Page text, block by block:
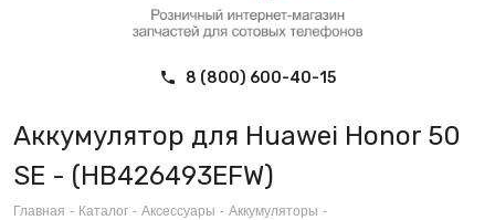
8 (800) 600-40-15
Аккумулятор для Huawei Honor 50
SE - (HB426493EFW)
Главная - Каталог - Аксессуары - Аккумуляторы -